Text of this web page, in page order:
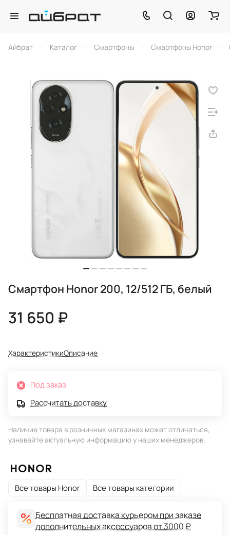
Айбрат – Каталог – Смартфоны – Смартфоны Honor –
Смартфон Honor 200, 12/512 ГБ, белый
31 650 ₽
ХарактеристикиОписание
Под заказ
Рассчитать доставку
Наличие товара в розничных магазинах может отличаться,
узнавайте актуальную информацию у наших менеджеров.
Все товары Honor Все товары категории
Бесплатная доставка курьером при заказе
дополнительных аксессуаров от 3000 ₽